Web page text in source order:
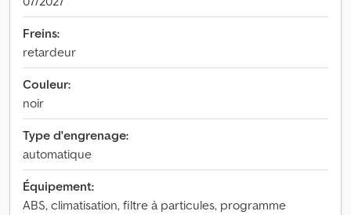
Freins:
retardeur
Couleur:
noir
Type d'engrenage:
automatique
Équipement:
ABS, climatisation, filtre à particules, programme